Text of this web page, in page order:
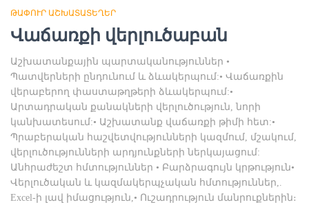
ԹԱՓՈՒՐ ԱՇԽԱՏԱՏԵՂԵՐ
Վաճառքի վերլուծաբան
Աշխատանքային պարտականություններ •
Պատվերների ընդունում և ձևակերպում:• Վաճառքին
վերաբերող փաստաթղթերի ձևակերպում:•
Արտադրական քանակների վերլուծություն, նորի
կանխատեսում:• Աշխատանք վաճառքի թիմի հետ:•
Պրաբերական հաշվետվությունների կազմում, մշակում,
վերլուծությունների արդյունքների ներկայացում:
Անհրաժեշտ հմտություններ • Բարձրագույն կրթություն•
Վերլուծական և կազմակերպչական հմտություններ,.
Excel-ի լավ իմացություն,• Ուշադրություն մանրուքներին։